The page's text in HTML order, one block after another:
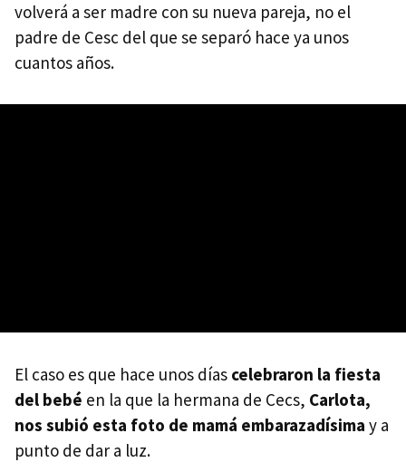
volverá a ser madre con su nueva pareja, no el
padre de Cesc del que se separó hace ya unos
cuantos años.
El caso es que hace unos días celebraron la fiesta
del bebé en la que la hermana de Cecs, Carlota,
nos subió esta foto de mamá embarazadísima y a
punto de dar a luz.